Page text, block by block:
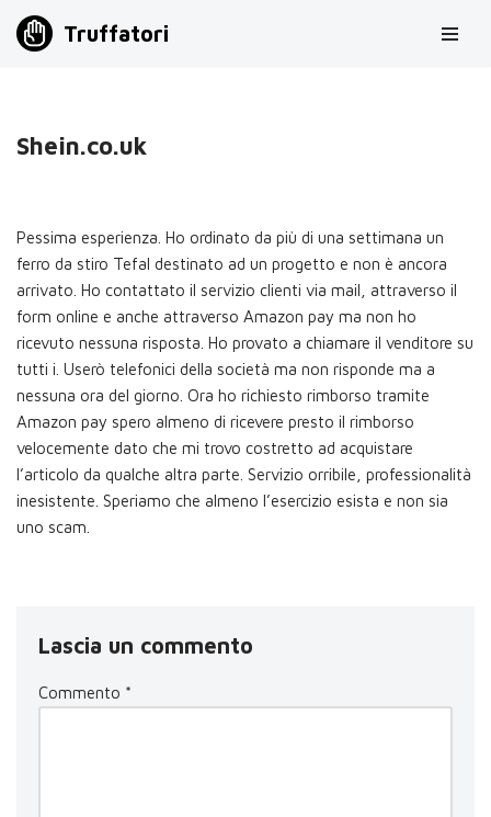
Truffatori
Shein.co.uk
Pessima esperienza. Ho ordinato da più di una settimana un
ferro da stiro Tefal destinato ad un progetto e non è ancora
arrivato. Ho contattato il servizio clienti via mail, attraverso il
form online e anche attraverso Amazon pay ma non ho
ricevuto nessuna risposta. Ho provato a chiamare il venditore su
tutti i. Userò telefonici della società ma non risponde ma a
nessuna ora del giorno. Ora ho richiesto rimborso tramite
Amazon pay spero almeno di ricevere presto il rimborso
velocemente dato che mi trovo costretto ad acquistare
l’articolo da qualche altra parte. Servizio orribile, professionalità
inesistente. Speriamo che almeno l’esercizio esista e non sia
uno scam.
Lascia un commento
Commento *